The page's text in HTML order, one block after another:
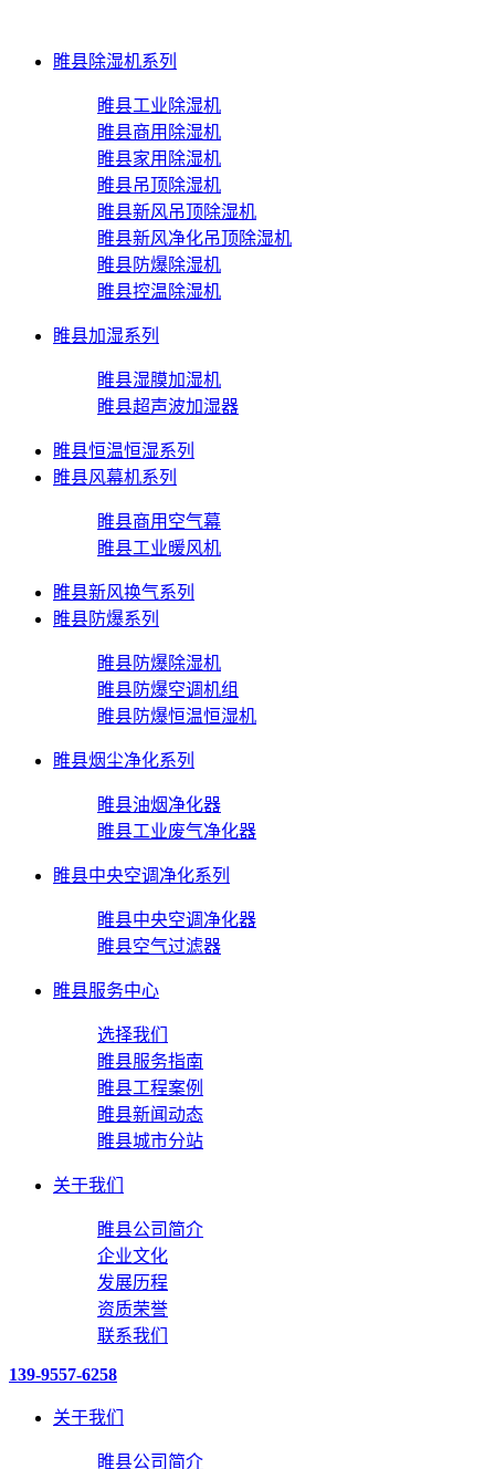
睢县除湿机系列
睢县工业除湿机
睢县商用除湿机
睢县家用除湿机
睢县吊顶除湿机
睢县新风吊顶除湿机
睢县新风净化吊顶除湿机
睢县防爆除湿机
睢县控温除湿机
睢县加湿系列
睢县湿膜加湿机
睢县超声波加湿器
睢县恒温恒湿系列
睢县风幕机系列
睢县商用空气幕
睢县工业暖风机
睢县新风换气系列
睢县防爆系列
睢县防爆除湿机
睢县防爆空调机组
睢县防爆恒温恒湿机
睢县烟尘净化系列
睢县油烟净化器
睢县工业废气净化器
睢县中央空调净化系列
睢县中央空调净化器
睢县空气过滤器
睢县服务中心
选择我们
睢县服务指南
睢县工程案例
睢县新闻动态
睢县城市分站
关于我们
睢县公司简介
企业文化
发展历程
资质荣誉
联系我们
139-9557-6258
关于我们
睢县公司简介